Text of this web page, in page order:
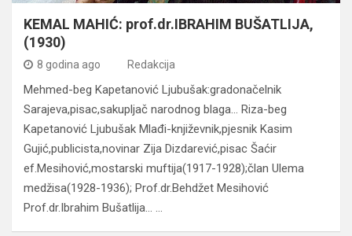
KEMAL MAHIĆ: prof.dr.IBRAHIM BUŠATLIJA,
(1930)
8 godina ago Redakcija
Mehmed-beg Kapetanović Ljubušak:gradonačelnik
Sarajeva,pisac,sakupljač narodnog blaga… Riza-beg
Kapetanović Ljubušak Mlađi-književnik,pjesnik Kasim
Gujić,publicista,novinar Zija Dizdarević,pisac Šaćir
ef.Mesihović,mostarski muftija(1917-1928);član Ulema
medžisa(1928-1936); Prof.dr.Behdžet Mesihović
Prof.dr.Ibrahim Bušatlija… …